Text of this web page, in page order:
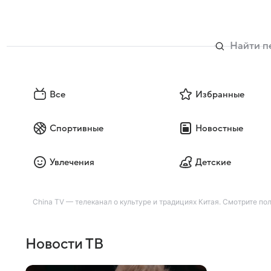
Все Избранные
Спортивные Новостные
Увлечения Детские
China TV — телеканал о культуре и традициях Китая. Смотрите
Новости ТВ